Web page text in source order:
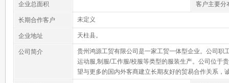
企业总面积 客户主要分
长期合作客户 未定义
企业地址 天柱县。
公司简介
贵州鸿源工贸有限公司是一家工贸一体型企业。公司职
运动服,制服/工作服/校服等类型的服装生产。公司位于
望与更多的国内外客商建立长期友好的贸易合作关系，